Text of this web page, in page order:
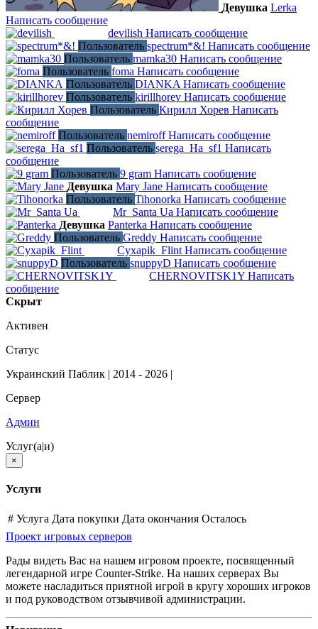
Девушка Lerka
Написать сообщение
devilish Написать сообщение
Пользователь spectrum*&! Написать сообщение
Пользователь mamka30 Написать сообщение
Пользователь foma Написать сообщение
Пользователь DIANKA Написать сообщение
Пользователь kirillhorev Написать сообщение
Пользователь Кирилл Хорев Написать
сообщение
Пользователь nemiroffНаписать сообщение
Пользователь serega_Ha_sf1 Написать
сообщение
Пользователь 9 gram Написать сообщение
Девушка Mary Jane Написать сообщение
Пользователь Tihonorka Написать сообщение
Mr_Santa Ua Написать сообщение
Девушка Panterka Написать сообщение
Пользователь Greddy Написать сообщение
Cyxapik_Flint Написать сообщение
Пользователь snuppyD Написать сообщение
CHERNOVITSK1Y Написать
сообщение
Скрыт
Активен
Статус
Украинский Паблик | 2014 - 2026 |
Сервер
Админ
Услуг(а|и)
×
Услуги
# Услуга Дата покупки Дата окончания Осталось
Проект игровых серверов
Рады видеть Вас на нашем игровом проекте, посвященный
легендарной игре Counter-Strike. На наших серверах Вы
можете насладиться приятной игрой в кругу хороших игроков
и под руководством отзывчивой администрации.